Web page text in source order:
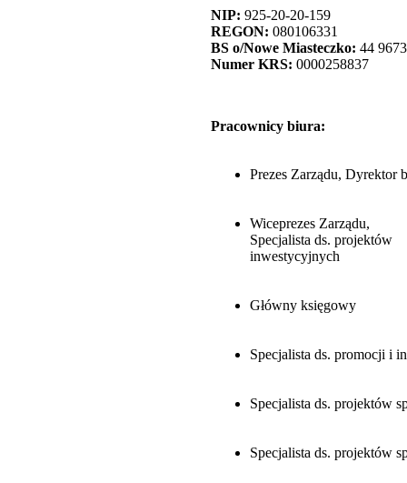
NIP: 925-20-20-159
REGON: 080106331
BS o/Nowe Miasteczko: 44
Numer KRS: 0000258837
Pracownicy biura:
Prezes Zarządu, Dyrektor
Wiceprezes Zarządu,
Specjalista ds. projektów
inwestycyjnych
Główny księgowy
Specjalista ds. promocji i
Specjalista ds. projektów
Specjalista ds. projektów